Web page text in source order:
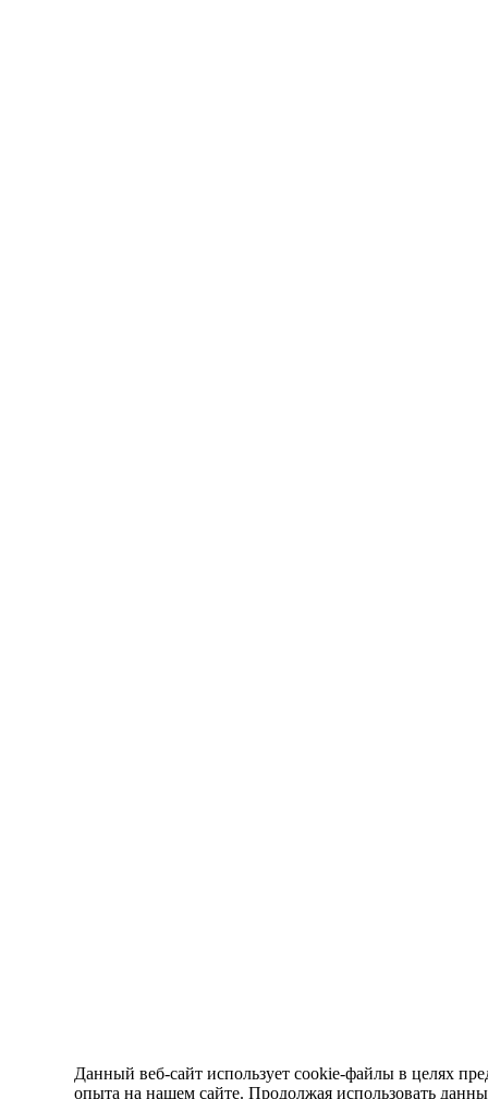
Данный веб-сайт использует cookie-файлы в целях
опыта на нашем сайте. Продолжая использовать